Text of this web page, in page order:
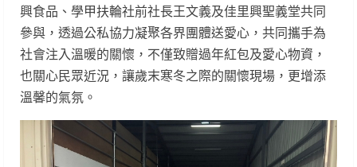
興食品、學甲扶輪社前社長王文義及佳里興聖義堂共同
參與，透過公私協力凝聚各界團體送愛心，共同攜手為
社會注入溫暖的關懷，不僅致贈過年紅包及愛心物資，
也關心民眾近況，讓歲末寒冬之際的關懷現場，更增添
溫馨的氣氛。